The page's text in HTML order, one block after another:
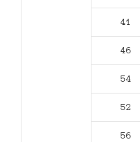
41
46
54
52
56